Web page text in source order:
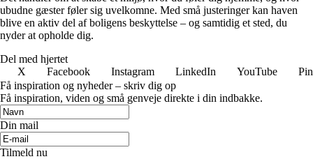
ubudne gæster føler sig uvelkomne. Med små justeringer kan haven
blive en aktiv del af boligens beskyttelse – og samtidig et sted, du
nyder at opholde dig.
Del med hjertet
X
Facebook Instagram LinkedIn YouTube
Få inspiration og nyheder – skriv dig op
Få inspiration, viden og små genveje direkte i din indbakke.
Din mail
Tilmeld nu